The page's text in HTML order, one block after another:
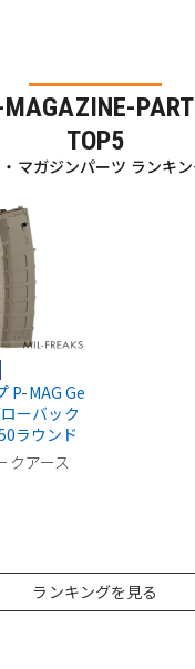
TOP5
マガジンパーツ ランキ
P-MAG Ge
ーバック
ラウンド
クアース
ランキングを見る